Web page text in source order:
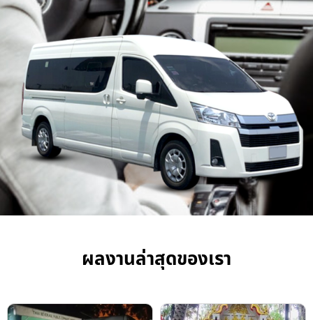
ผลงานล่าสุดของเรา